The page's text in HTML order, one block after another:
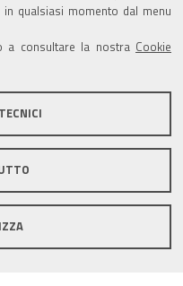
qualsiasi momento dal menu
a consultare la nostra Cookie
privacy
Social media policy